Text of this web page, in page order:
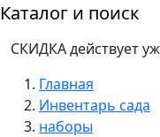
Каталог и поиск
СКИДКА действует
Главная
Инвентарь сада
наборы